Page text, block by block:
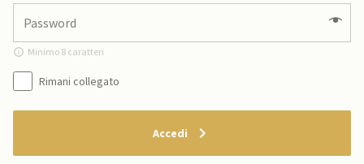
Minimo 8 caratteri
Rimani collegato
Accedi